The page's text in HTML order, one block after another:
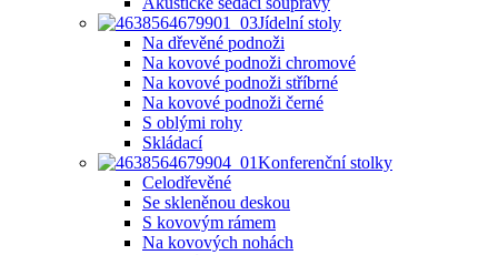
Jídelní stoly
Na dřevěné podnoži
Na kovové podnoži chromové
Na kovové podnoži stříbrné
Na kovové podnoži černé
S oblými rohy
Skládací
Konferenční stolky
Celodřevěné
Se skleněnou deskou
S kovovým rámem
Na kovových nohách